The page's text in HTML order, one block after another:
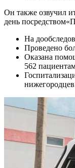
Он также озвучил
день
На
Проведено
Оказана
562